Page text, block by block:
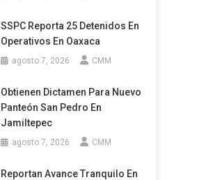
SSPC Reporta 25 Detenidos En
Operativos En Oaxaca
agosto 7, 2026 CMM
Obtienen Dictamen Para Nuevo
Panteón San Pedro En
Jamiltepec
agosto 7, 2026 CMM
Reportan Avance Tranquilo En